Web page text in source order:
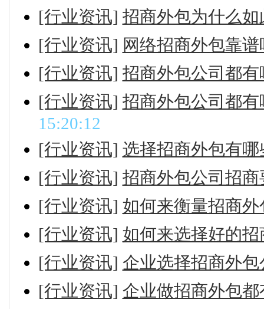
[行业资讯] 招商外包为什么
[行业资讯] 网络招商外包靠谱
[行业资讯] 招商外包公司都
[行业资讯] 招商外包公司都
15:20:12
[行业资讯] 选择招商外包有
[行业资讯] 招商外包公司招
[行业资讯] 如何来衡量招商外
[行业资讯] 如何来选择好的
[行业资讯] 企业选择招商外
[行业资讯] 企业做招商外包